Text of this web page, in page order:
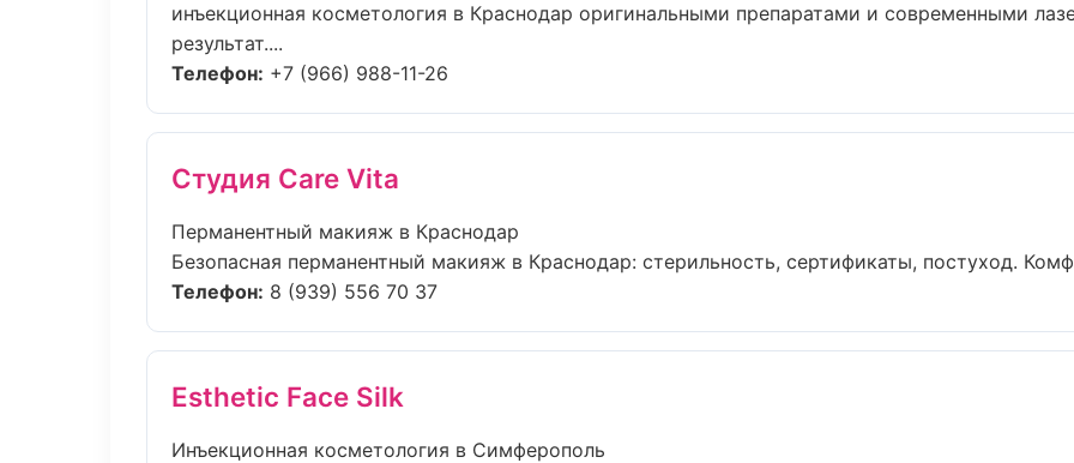
инъекционная косметология в Краснодар оригинальными препаратами и современными
результат....
Телефон: +7 (966) 988-11-26
Студия Care Vita
Перманентный макияж в Краснодар
Безопасная перманентный макияж в Краснодар: стерильность, сертификаты, постуход.
Телефон: 8 (939) 556 70 37
Esthetic Face Silk
Инъекционная косметология в Симферополь